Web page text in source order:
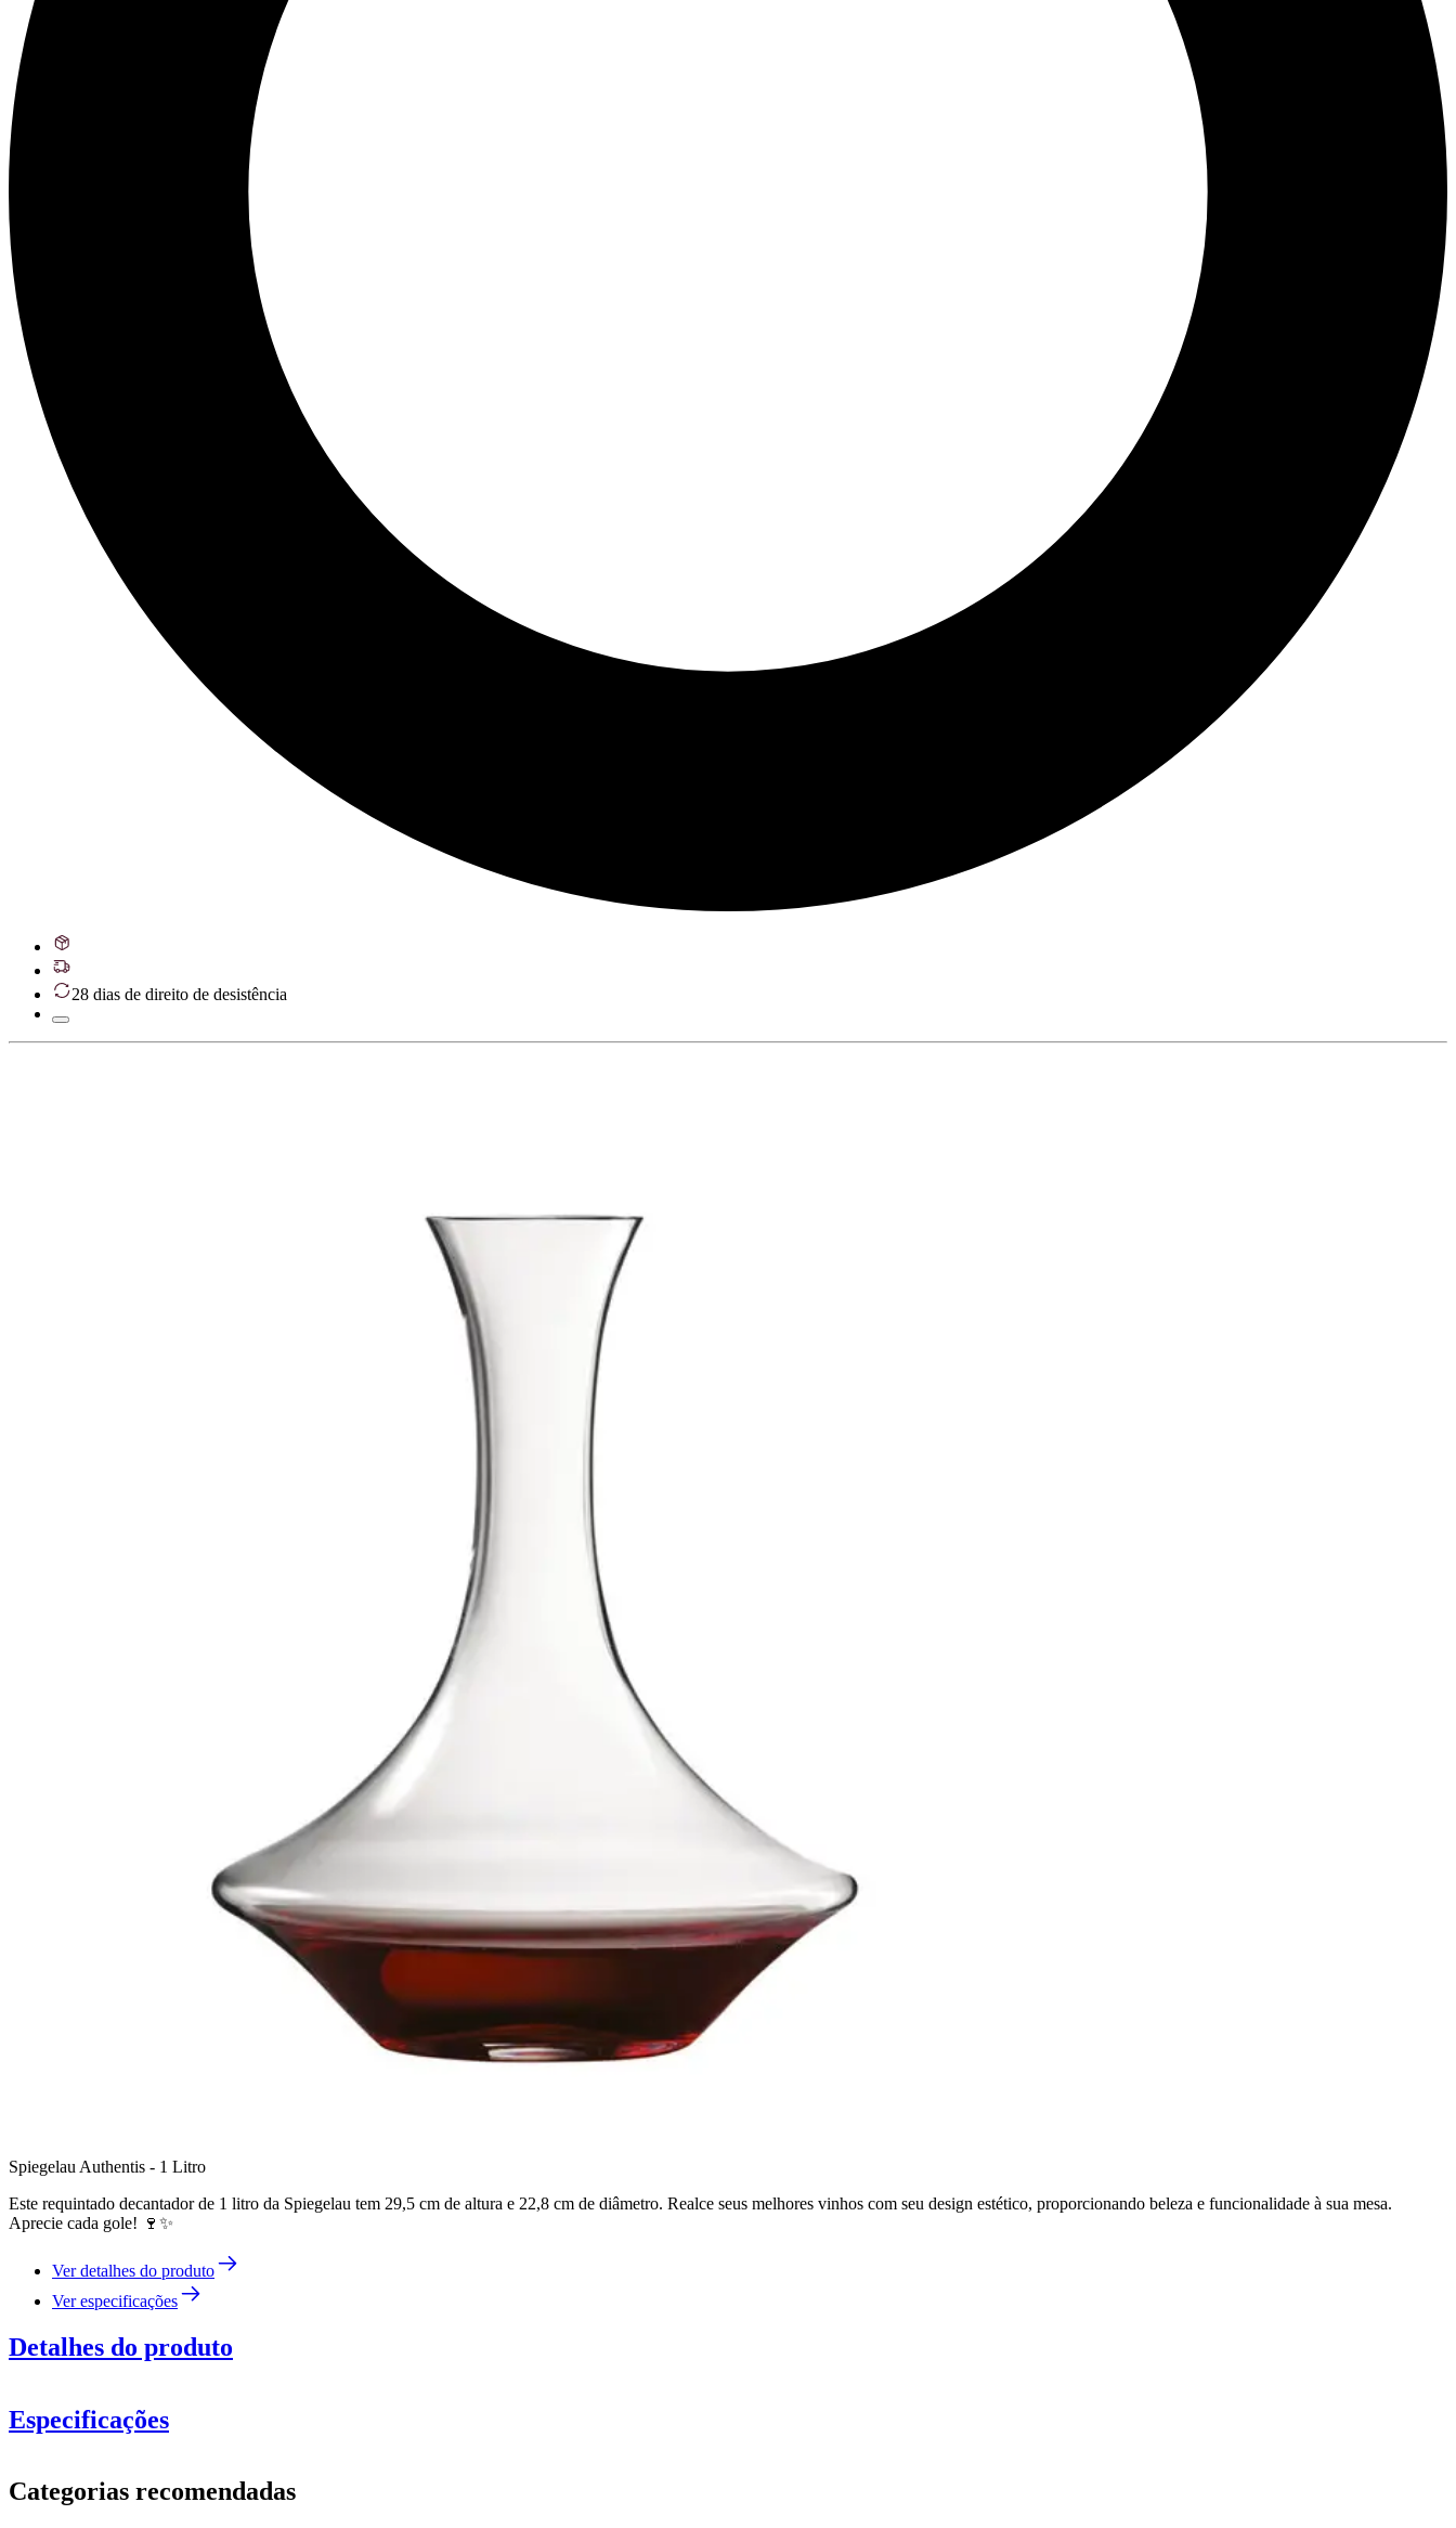
28 dias de direito de desistência
Spiegelau Authentis - 1 Litro
Este requintado decantador de 1 litro da Spiegelau tem 29,5 cm de altura e 22,8 cm de diâmetro. Realce seus melhores vinhos com seu design estético, proporcionando beleza e funcionalidade à sua mesa.
Aprecie cada gole! 🍷✨
Ver detalhes do produto
Ver especificações
Detalhes do produto
Especificações
Número do produto7240257
Categorias recomendadas